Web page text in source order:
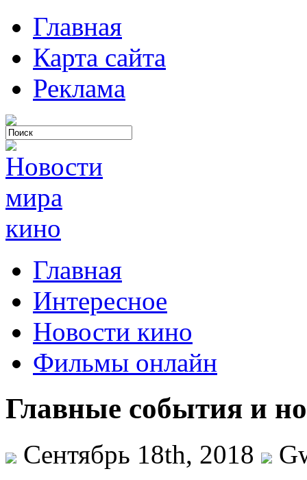
Главная
Карта сайта
Реклама
Главная
Интересное
Новости кино
Фильмы онлайн
Главные события и
Сентябрь 18th, 2018